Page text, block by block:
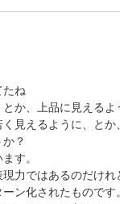
たね
か、上品に見えるよ
見えるように、とか
？
す。
力ではあるのだけれ
ン化されたもので